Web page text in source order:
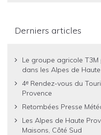
Derniers articles
Le groupe agricole
dans les Alpes de
4ᵉ Rendez-vous du
Provence
Retombées Presse
Les Alpes de Haute
Maisons, Côté Sud